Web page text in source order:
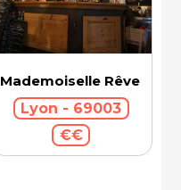
Mademoiselle Rêve
Lyon - 69003
€€